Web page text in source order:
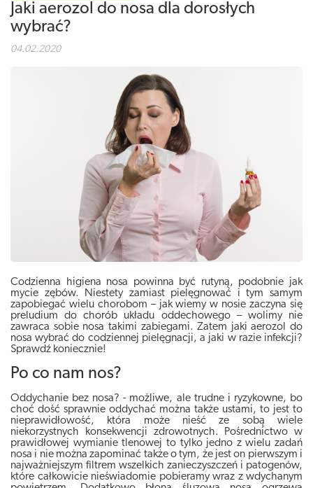
Jaki aerozol do nosa dla dorosłych
wybrać?
04.02.2020
Codzienna higiena nosa powinna być rutyną, podobnie jak
mycie zębów. Niestety zamiast pielęgnować i tym samym
zapobiegać wielu chorobom – jak wiemy w nosie zaczyna się
preludium do chorób układu oddechowego – wolimy nie
zawraca sobie nosa takimi zabiegami. Zatem jaki aerozol do
nosa wybrać do codziennej pielęgnacji, a jaki w razie infekcji?
Sprawdź koniecznie!
Po co nam nos?
Oddychanie bez nosa? - możliwe, ale trudne i ryzykowne, bo
choć dość sprawnie oddychać można także ustami, to jest to
nieprawidłowość, która może nieść ze sobą wiele
niekorzystnych konsekwencji zdrowotnych. Pośrednictwo w
prawidłowej wymianie tlenowej to tylko jedno z wielu zadań
nosa i nie można zapominać także o tym, że jest on pierwszym i
najważniejszym filtrem wszelkich zanieczyszczeń i patogenów,
które całkowicie nieświadomie pobieramy wraz z wdychanym